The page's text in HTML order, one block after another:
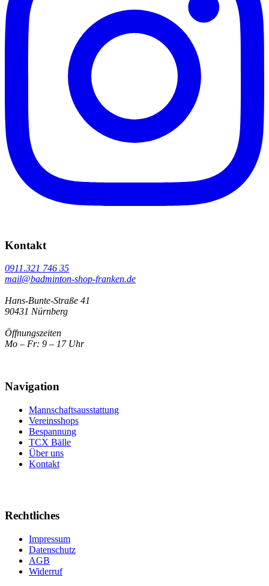
Kontakt
0911.321 746 35
mail@badminton-shop-franken.de
Hans-Bunte-Straße 41
90431 Nürnberg
Öffnungszeiten
Mo – Fr: 9 – 17 Uhr
Navigation
Mannschaftsausstattung
Vereinsshops
Bespannung
TCX Bälle
Über uns
Kontakt
Rechtliches
Impressum
Datenschutz
AGB
Widerruf